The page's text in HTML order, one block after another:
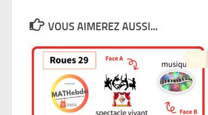
VOUS AIMEREZ AUSSI...
0